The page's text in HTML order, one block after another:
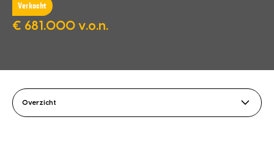
Verkocht
€ 681.000 v.o.n.
Overzicht